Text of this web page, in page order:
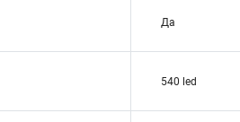
Да
540 led